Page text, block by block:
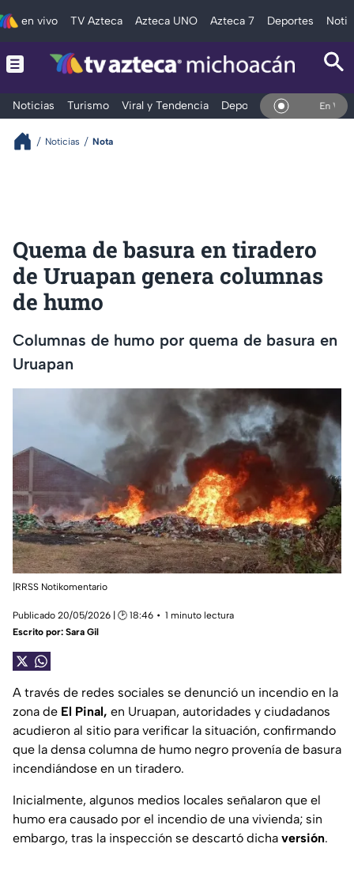
en vivo TV Azteca Azteca UNO Azteca 7 Deportes
Noticias Turismo Viral y Tendencia Deportes Espectáculos
En Vivo
Noticias Nota
Quema de basura en tiradero
de Uruapan genera columnas
de humo
Columnas de humo por quema de basura en
Uruapan
|RRSS Notikomentario
Publicado 20/05/2026 | 🕑 18:46
1 minuto lectura
Escrito por: Sara Gil
A través de redes sociales se denunció un incendio en la
zona de El Pinal, en Uruapan, autoridades y ciudadanos
acudieron al sitio para verificar la situación, confirmando
que la densa columna de humo negro provenía de basura
incendiándose en un tiradero.
Inicialmente, algunos medios locales señalaron que el
humo era causado por el incendio de una vivienda; sin
embargo, tras la inspección se descartó dicha versión.